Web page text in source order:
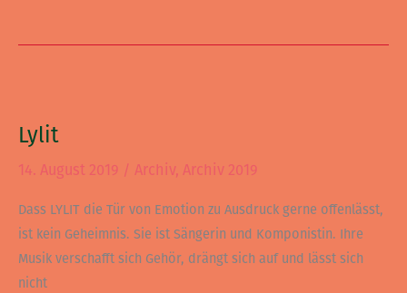
Lylit
14. August 2019 / Archiv, Archiv 2019
Dass LYLIT die Tür von Emotion zu Ausdruck gerne offenlässt,
ist kein Geheimnis. Sie ist Sängerin und Komponistin. Ihre
Musik verschafft sich Gehör, drängt sich auf und lässt sich
nicht